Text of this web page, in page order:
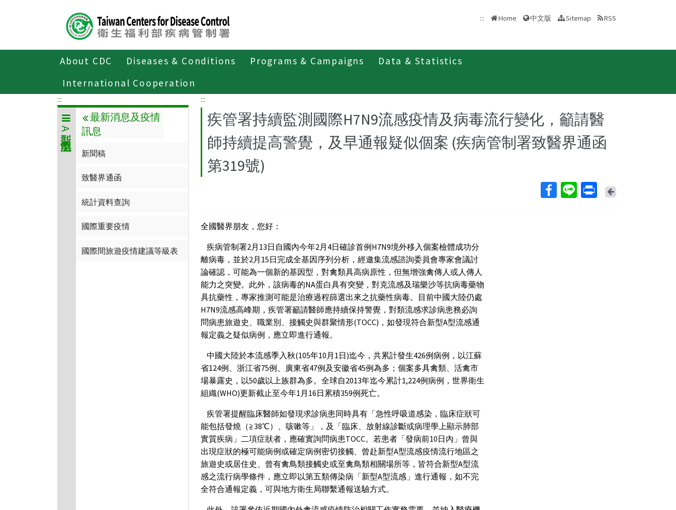
::: Home 中文版 Sitemap RSS
About CDC Diseases & Conditions Programs & Campaigns
Data & Statistics
International Cooperation
傳染病與防疫專題
:::
新型A型流感
最新消息及疫情
訊息
新聞稿
致醫界通函
統計資料查詢
國際重要疫情
國際間旅遊疫情建議等級表
:::
疾管署持續監測國際H7N9流感疫情及病毒流行變化，籲請醫
師持續提高警覺，及早通報疑似個案 (疾病管制署致醫界通函
第319號)
Back
全國醫界朋友，您好：
疾病管制署2月13日自國內今年2月4日確診首例H7N9境外移入個案檢體成功分
離病毒，並於2月15日完成全基因序列分析，經邀集流感諮詢委員會專家會議討
論確認，可能為一個新的基因型，對禽類具高病原性，但無增強禽傳人或人傳人
能力之突變。此外，該病毒的NA蛋白具有突變，對克流感及瑞樂沙等抗病毒藥物
具抗藥性，專家推測可能是治療過程篩選出來之抗藥性病毒。目前中國大陸仍處
H7N9流感高峰期，疾管署籲請醫師應持續保持警覺，對類流感求診病患務必詢
問病患旅遊史、職業別、接觸史與群聚情形(TOCC)，如發現符合新型A型流感通
報定義之疑似病例，應立即進行通報。
中國大陸於本流感季入秋(105年10月1日)迄今，共累計發生426例病例，以江蘇
省124例、浙江省75例、廣東省47例及安徽省45例為多；個案多具禽類、活禽市
場暴露史，以50歲以上族群為多。全球自2013年迄今累計1,224例病例，世界衛生
組織(WHO)更新截止至今年1月16日累積359例死亡。
疾管署提醒臨床醫師如發現求診病患同時具有「急性呼吸道感染，臨床症狀可
能包括發燒（≧38℃）、咳嗽等」，及「臨床、放射線診斷或病理學上顯示肺部
實質疾病」二項症狀者，應確實詢問病患TOCC。若患者「發病前10日內」曾與
出現症狀的極可能病例或確定病例密切接觸、曾赴新型A型流感疫情流行地區之
旅遊史或居住史、曾有禽鳥類接觸史或至禽鳥類相關場所等，皆符合新型A型流
感之流行病學條件，應立即以第五類傳染病「新型A型流感」進行通報，如不完
全符合通報定義，可與地方衛生局聯繫通報送驗方式。